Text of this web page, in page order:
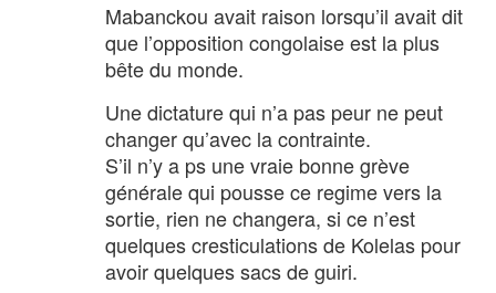
Mabanckou avait raison lorsqu’il avait dit
que l’opposition congolaise est la plus
bête du monde.
Une dictature qui n’a pas peur ne peut
changer qu’avec la contrainte.
S’il n’y a ps une vraie bonne grève
générale qui pousse ce regime vers la
sortie, rien ne changera, si ce n’est
quelques cresticulations de Kolelas pour
avoir quelques sacs de guiri.